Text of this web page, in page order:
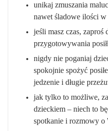
unikaj zmuszania
nawet śladowe ilości
jeśli masz czas,
przygotowywania
nigdy nie poganiaj
spokojnie spożyć
jedzenie i długie
jak tylko to możliwe,
dzieckiem – niech to
spotkanie i rozmowy o